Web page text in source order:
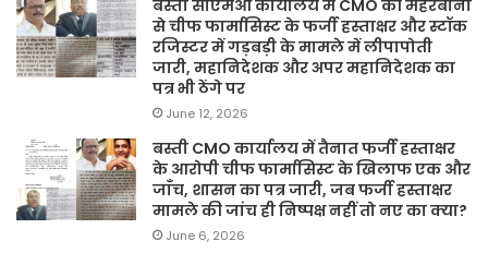
बस्ती सीएमओ कार्यालय में CMO की मेहरबानी
से चीफ फार्मासिस्ट के फर्जी हस्ताक्षर और स्टॉक
रजिस्टर में गड़बड़ी के मामले में लीपापोती
जारी, महानिदेशक और अपर महानिदेशक का
पत्र भी ठेंगे पर
June 12, 2026
बस्ती CMO कार्यालय में तैनात फर्जी हस्ताक्षर
के आरोपी चीफ फार्मासिस्ट के खिलाफ एक और
जाँच, शासन का पत्र जारी, जब फर्जी हस्ताक्षर
मामले की जांच ही निष्पक्ष नहीं तो नए का क्या?
June 6, 2026